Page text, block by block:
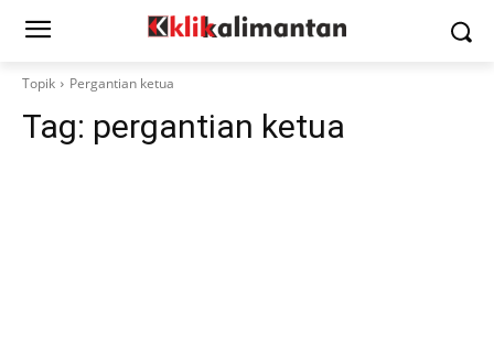
Topik Pergantian ketua
Tag: pergantian ketua